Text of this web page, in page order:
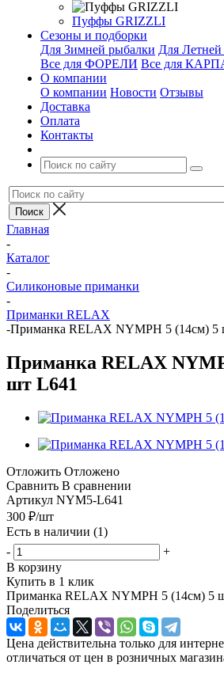
Пуффы GRIZZLI
Сезоны и подборки
Для Зимней рыбалки Для
Все для ФОРЕЛИ Все для
О компании
О компании Новости Отзывы
Доставка
Оплата
Контакты
Главная
-
Каталог
-
Силиконовые приманки
-
Приманки RELAX
-Приманка RELAX NYMPH 5 (14см) 5
Приманка RELAX
шт L641
Отложить Отложено
Сравнить В сравнении
Артикул NYM5-L641
300 ₽/шт
Есть в наличии (1)
-
+
В корзину
Купить в 1 клик
Приманка RELAX NYMPH 5 (14см) 5
Поделиться
Цена действительна только для
отличаться от цен в розничных